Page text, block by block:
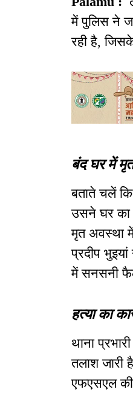
में पुलिस ने
रही है,
बंद घर में
बताते चलें कि
उसने घर का
मृत अवस्था
प्रदीप
में सनसनी
हत्या का
थाना
तलाश जारी
एफएसएल